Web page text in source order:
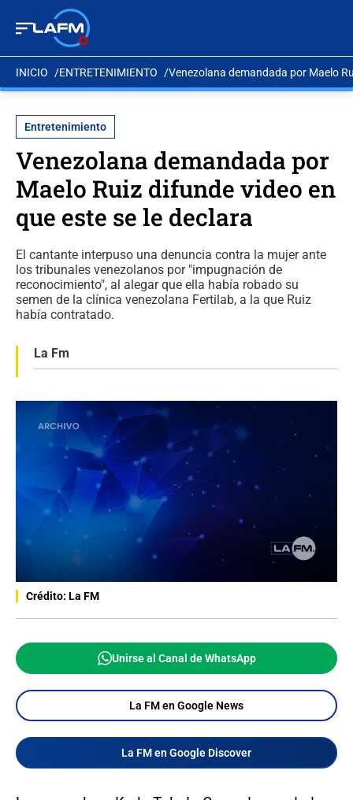
INICIO ENTRETENIMIENTO Venezolana demandada por Maelo
Entretenimiento
Venezolana demandada por
Maelo Ruiz difunde video en
que este se le declara
El cantante interpuso una denuncia contra la mujer ante
los tribunales venezolanos por "impugnación de
reconocimiento", al alegar que ella había robado su
semen de la clínica venezolana Fertilab, a la que Ruiz
había contratado.
La Fm
Crédito: La FM
Unirse al Canal de WhatsApp
La FM en Google News
La FM en Google Discover